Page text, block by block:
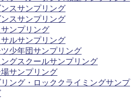
スサンプリング
スサンプリング
ンプリング
ルサンプリング
少年団サンプリング
ングスクールサンプリング
サンプリング
ング・ロッククライミングサンプ